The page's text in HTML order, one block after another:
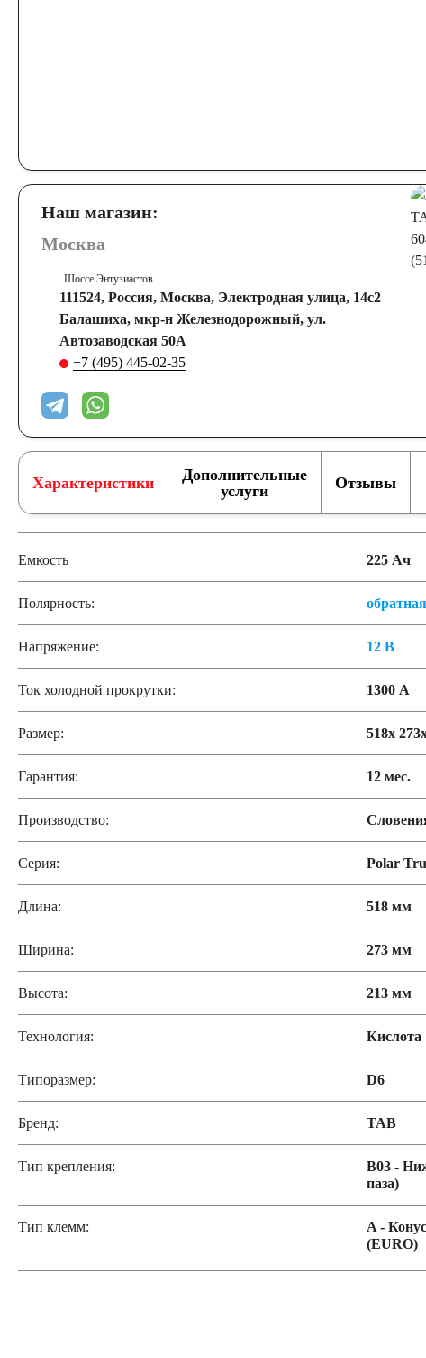
Наш магазин:
Москва
Шоссе Энтузиастов
111524, Россия, Москва, Электродная улица, 14с2
Балашиха, мкр-н Железнодорожный, ул.
Автозаводская 50А
+7 (495) 445-02-35
Характеристики
Дополнительные
услуги
Отзывы
Емкость 225 Ач
Полярность: обратная
Напряжение: 12 В
Ток холодной прокрутки: 1300 А
Размер: 518x
Гарантия: 12 мес.
Производство:
Серия: Polar
Длина: 518 мм
Ширина: 273 мм
Высота: 213 мм
Технология: Кислота
Типоразмер: D6
Бренд: TAB
Тип крепления:
B03 -
паза)
Тип клемм:
A -
(EURO)